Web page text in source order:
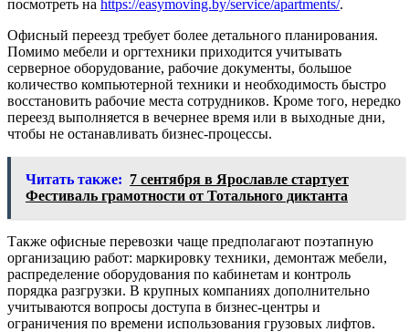
посмотреть на https://easymoving.by/service/apartments/.
Офисный переезд требует более детального планирования.
Помимо мебели и оргтехники приходится учитывать
серверное оборудование, рабочие документы, большое
количество компьютерной техники и необходимость быстро
восстановить рабочие места сотрудников. Кроме того, нередко
переезд выполняется в вечернее время или в выходные дни,
чтобы не останавливать бизнес-процессы.
Читать также: 7 сентября в Ярославле стартует
Фестиваль грамотности от Тотального диктанта
Также офисные перевозки чаще предполагают поэтапную
организацию работ: маркировку техники, демонтаж мебели,
распределение оборудования по кабинетам и контроль
порядка разгрузки. В крупных компаниях дополнительно
учитываются вопросы доступа в бизнес-центры и
ограничения по времени использования грузовых лифтов.